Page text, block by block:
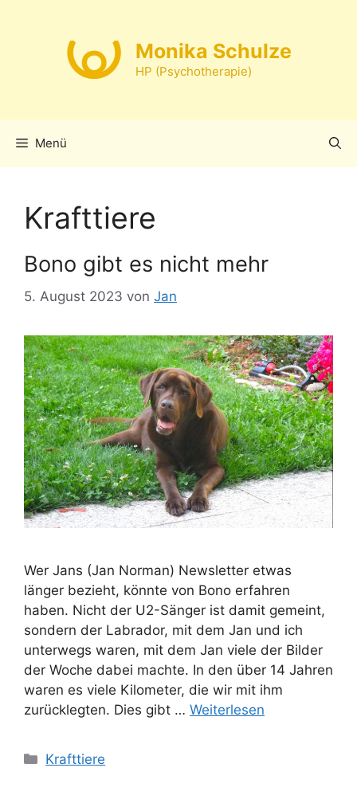
Monika Schulze
HP (Psychotherapie)
Menü
Krafttiere
Bono gibt es nicht mehr
5. August 2023 von Jan
Wer Jans (Jan Norman) Newsletter etwas
länger bezieht, könnte von Bono erfahren
haben. Nicht der U2-Sänger ist damit gemeint,
sondern der Labrador, mit dem Jan und ich
unterwegs waren, mit dem Jan viele der Bilder
der Woche dabei machte. In den über 14 Jahren
waren es viele Kilometer, die wir mit ihm
zurücklegten. Dies gibt … Weiterlesen
Kategorien
Krafttiere